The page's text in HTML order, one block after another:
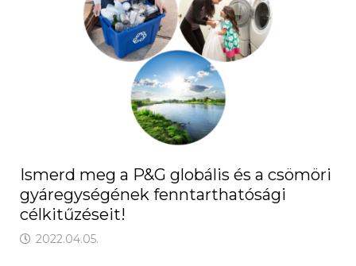
Ismerd meg a P&G globális és a csömöri
gyáregységének fenntarthatósági
célkitűzéseit!
2022.04.05.